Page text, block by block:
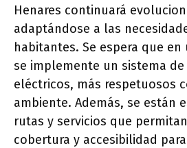
Henares continuará
adaptándose a las
habitantes. Se espera que
se implemente un sistema
eléctricos, más respetuosos
ambiente. Además, se están
rutas y servicios que
cobertura y accesibilidad